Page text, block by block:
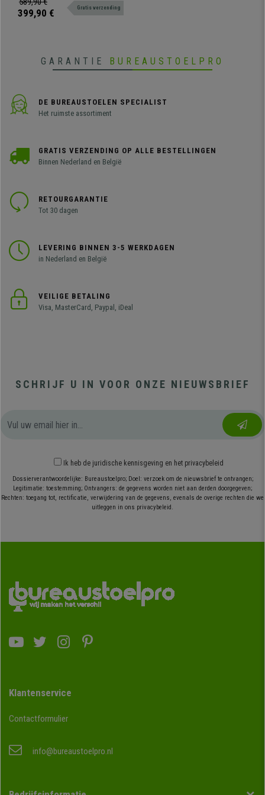
stevig kunststof. Zeer resistent en
399,90 € Gratis verzending
GARANTIE BUREAUSTOELPRO
DE BUREAUSTOELEN SPECIALIST
Het ruimste assortiment
GRATIS VERZENDING OP ALLE BESTELLINGEN
Binnen Nederland en België
RETOURGARANTIE
Tot 30 dagen
LEVERING BINNEN 3-5 WERKDAGEN
in Nederland en België
VEILIGE BETALING
Visa, MasterCard, Paypal, iDeal
SCHRIJF U IN VOOR ONZE NIEUWSBRIEF
Ik heb de juridische kennisgeving en het privacybeleid
Dossierverantwoordelijke: Bureaustoelpro; Doel: verzoek om de nieuwsbrief te ontvangen;
Legitimatie: toestemming; Ontvangers: de gegevens worden niet aan derden doorgegeven;
Rechten: toegang tot, rectificatie, verwijdering van de gegevens, evenals de overige rechten die we
uitleggen in ons privacybeleid.
Klantenservice
Contactformulier
info@bureaustoelpro.nl